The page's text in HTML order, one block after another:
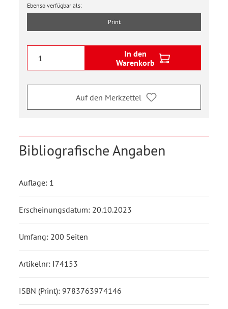
Ebenso verfügbar als:
Print
In den
Warenkorb
Auf den Merkzettel
Bibliografische Angaben
Auflage: 1
Erscheinungsdatum: 20.10.2023
Umfang: 200 Seiten
Artikelnr: I74153
ISBN (Print): 9783763974146